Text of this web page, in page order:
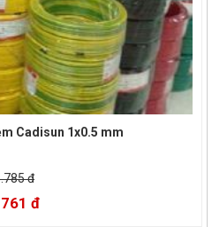
Cadisun 1x0.5 mm
đ
đ